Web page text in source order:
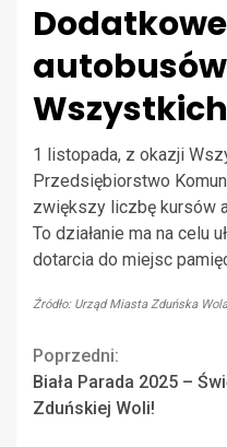
1 listopada, z okazji
Przedsiębiorstwo
zwiększy liczbę kursów
To działanie ma na celu
dotarcia do miejsc
Źródło: Urząd Miasta Zduńska Wola
Continue
Reading
Poprzedni:
Biała Parada 2025 –
Zduńskiej Woli!